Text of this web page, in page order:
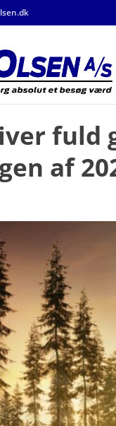
fuld
af